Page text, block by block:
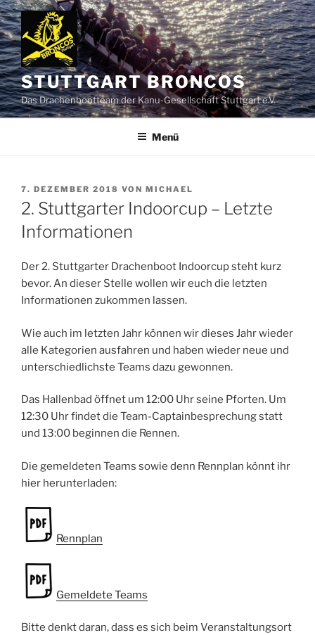
Zum
Inhalt
springen
STUTTGART BRONCOS
Das Drachenbootteam der Kanu-Gesellschaft Stuttgart e.V.
Menü
VERÖFFENTLICHT
AM
7. DEZEMBER 2018 VON MICHAEL
2. Stuttgarter Indoorcup – Letzte
Informationen
Der 2. Stuttgarter Drachenboot Indoorcup steht kurz
bevor. An dieser Stelle wollen wir euch die letzten
Informationen zukommen lassen.
Wie auch im letzten Jahr können wir dieses Jahr wieder
alle Kategorien ausfahren und haben wieder neue und
unterschiedlichste Teams dazu gewonnen.
Das Hallenbad öffnet um 12:00 Uhr seine Pforten. Um
12:30 Uhr findet die Team-Captainbesprechung statt
und 13:00 beginnen die Rennen.
Die gemeldeten Teams sowie denn Rennplan könnt ihr
hier herunterladen:
Rennplan
Gemeldete Teams
Bitte denkt daran, dass es sich beim Veranstaltungsort